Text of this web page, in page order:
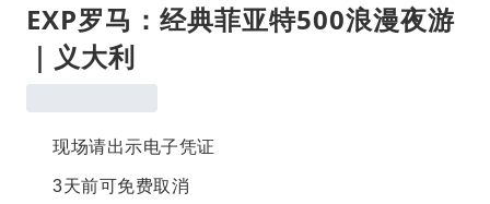
EXP罗马：经典菲亚特500浪漫夜游
｜义大利
现场请出示电子凭证
3天前可免费取消